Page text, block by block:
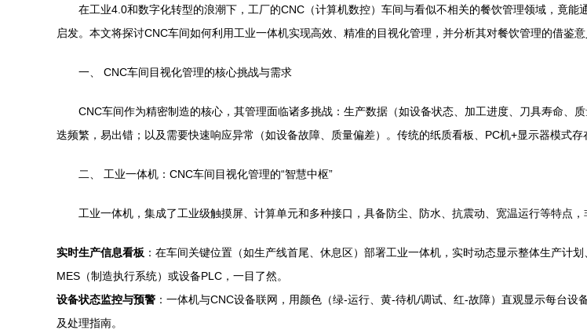
在工业4.0和数字化转型的浪潮下，工厂的CNC（计算机数控）车间与看似不相关的餐饮管理领域，竟
启发。本文将探讨CNC车间如何利用工业一体机实现高效、精准的目视化管理，并分析其对餐饮管理的借鉴意
一、 CNC车间目视化管理的核心挑战与需求
CNC车间作为精密制造的核心，其管理面临诸多挑战：生产数据（如设备状态、加工进度、刀具寿命、
迭频繁，易出错；以及需要快速响应异常（如设备故障、质量偏差）。传统的纸质看板、PC机+显示器模式
二、 工业一体机：CNC车间目视化管理的“智慧中枢”
工业一体机，集成了工业级触摸屏、计算单元和多种接口，具备防尘、防水、抗震动、宽温运行等特点
实时生产信息看板 ：在车间关键位置（如生产线首尾、休息区）部署工业一体机，实时动态显示整体生产计
MES（制造执行系统）或设备PLC，一目了然。
设备状态监控与预警 ：一体机与CNC设备联网，用颜色（绿-运行、黄-待机/调试、红-故障）直观显示每台
及处理指南。